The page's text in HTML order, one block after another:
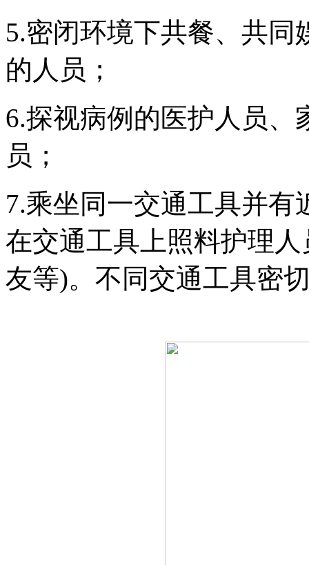
5.密闭环境下共餐、共
的人员；
6.探视病例的医护人员
员；
7.乘坐同一交通工具并有
在交通工具上照料护理
友等)。不同交通工具密